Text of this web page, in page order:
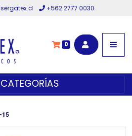
+562 2777 0030
0
CATEGORÍAS
15